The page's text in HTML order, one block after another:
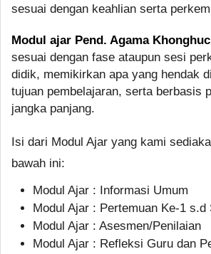
sesuai dengan keahlian serta
Modul ajar Pend. Agama
sesuai dengan fase ataupun sesi
didik, memikirkan apa yang hendak
tujuan pembelajaran, serta berbasis
jangka panjang.
Isi dari Modul Ajar yang kami
bawah ini:
Modul Ajar : Informasi Umum
Modul Ajar : Pertemuan Ke-1 s.d
Modul Ajar : Asesmen/Penilaian
Modul Ajar : Refleksi Guru dan